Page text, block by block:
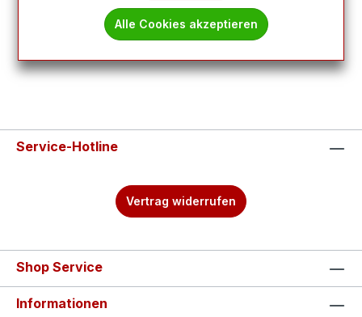
Keine Produkte gefunden.
Service-Hotline
Vertrag widerrufen
Shop Service
Informationen
Alle Cookies akzeptieren